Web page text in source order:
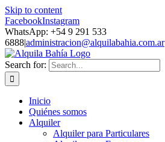
Skip to content
FacebookInstagram
WhatsApp: +54 9 291 533
6888|administracion@alquilabahia.com.ar
Search for:
Inicio
Quiénes somos
Alquiler
Alquiler para Particulares